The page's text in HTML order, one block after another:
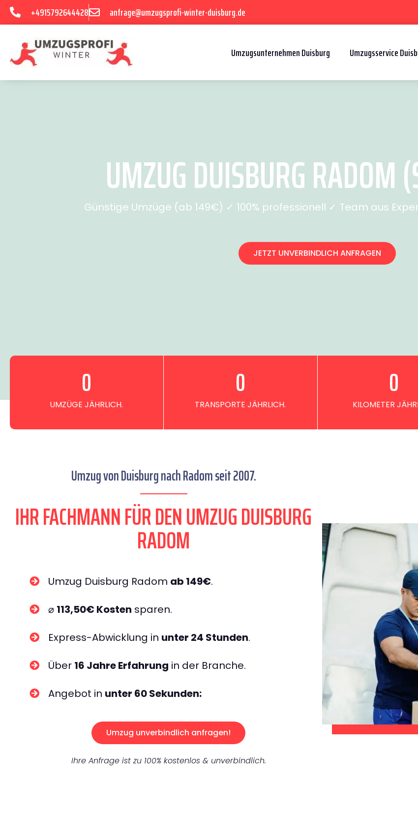
+4915792644428 anfrage@umzugsprofi-winter-duisburg.de
Umzugsunternehmen Duisburg Umzugsservice
UMZUG DUISBURG RADOM
Günstige Umzüge (ab 149€) ✓ 100% professionell ✓ Team aus
JETZT UNVERBINDLICH ANFRAGEN
UMZÜGE JÄHRLICH.
0
TRANSPORTE JÄHRLICH.
0
KILOMETER
0
Umzug von Duisburg nach Radom seit 2007.
IHR FACHMANN FÜR DEN UMZUG DUISBURG
RADOM
Umzug Duisburg Radom ab 149€.
⌀ 113,50€ Kosten sparen.
Express-Abwicklung in unter 24 Stunden.
Über 16 Jahre Erfahrung in der Branche.
Angebot in unter 60 Sekunden:
Umzug unverbindlich anfragen!
Ihre Anfrage ist zu 100% kostenlos & unverbindlich.